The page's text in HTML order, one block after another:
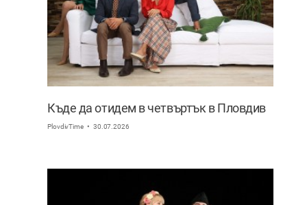
Къде да отидем в четвъртък в Пловдив
PlovdivTime 30.07.2026